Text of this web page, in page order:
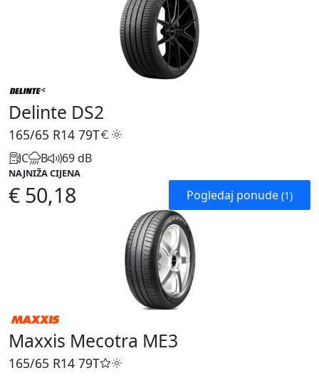
Delinte DS2
165/65 R14 79T
C B 69 dB
NAJNIŽA CIJENA
€ 50,18 Pogledaj ponude (1)
Maxxis Mecotra ME3
165/65 R14 79T